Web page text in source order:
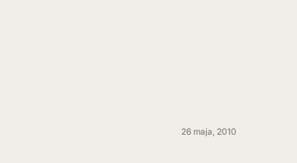
26 maja, 2010